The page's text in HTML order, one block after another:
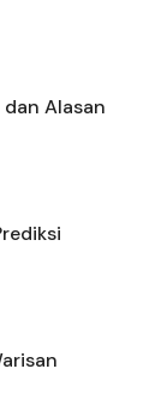
Alasan